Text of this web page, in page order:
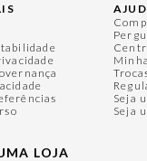
LOJA
Seja
Seja